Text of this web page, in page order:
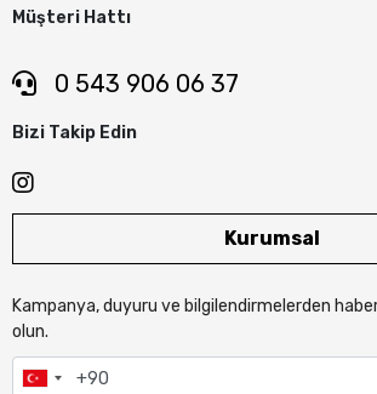
Müşteri Hattı
0 543 906 06 37
Bizi Takip Edin
Kurumsal
Kampanya, duyuru ve bilgilendirmelerden
olun.